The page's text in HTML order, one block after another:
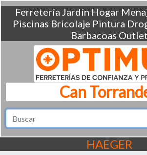
Ferretería Jardín Hogar
Piscinas Bricolaje Pintura
Barbacoas Outlet
Can
HAEGER